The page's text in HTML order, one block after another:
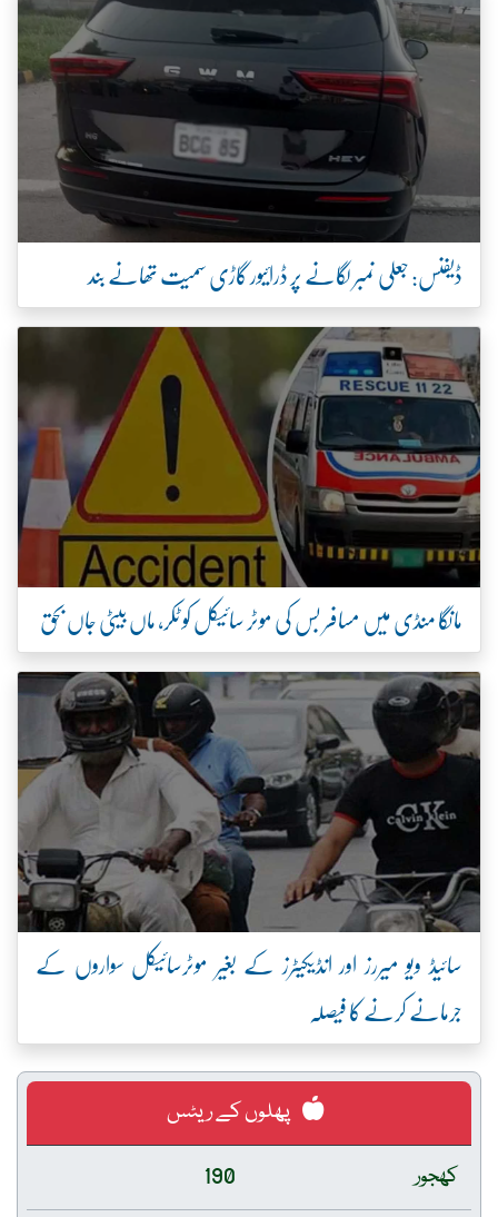
ڈیفنس: جعلی نمبر لگانے پر ڈرائیور گاڑی سمیت تھانے بند
مانگا منڈی میں مسافر بس کی موٹر سائیکل کو ٹکر، ماں بیٹی جاں بحق
سائیڈ ویو میررز اور انڈیکیٹرز کے بغیر موٹرسائیکل سواروں کے
جرمانے کرنے کا فیصلہ
پھلوں کے ریٹس
کھجور
190